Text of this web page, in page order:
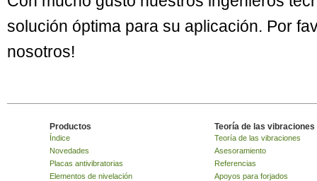
solución óptima para su aplicación. Por
nosotros!
Productos
Índice
Novedades
Placas antivibratorias
Elementos de nivelación
Teoría de las vibraciones
Teoría de las vibraciones
Asesoramiento
Referencias
Apoyos para forjados